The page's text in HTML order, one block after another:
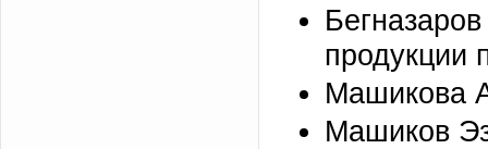
продукции
Машикова
Машиков